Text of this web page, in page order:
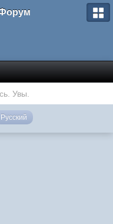
Увы.
Русский